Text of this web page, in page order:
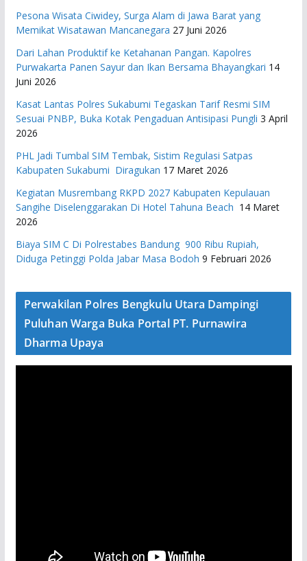
Pesona Wisata Ciwidey, Surga Alam di Jawa Barat yang
Memikat Wisatawan Mancanegara 27 Juni 2026
Dari Lahan Produktif ke Ketahanan Pangan. Kapolres
Purwakarta Panen Sayur dan Ikan Bersama Bhayangkari 14
Juni 2026
Kasat Lantas Polres Sukabumi Tegaskan Tarif Resmi SIM
Sesuai PNBP, Buka Kotak Pengaduan Antisipasi Pungli 3 April
2026
PHL Jadi Tumbal SIM Tembak, Sistim Regulasi Satpas
Kabupaten Sukabumi Diragukan 17 Maret 2026
Kegiatan Musrembang RKPD 2027 ​Kabupaten Kepulauan
Sangihe Diselenggarakan Di Hotel Tahuna Beach 14 Maret
2026
Biaya SIM C Di Polrestabes Bandung 900 Ribu Rupiah,
Diduga Petinggi Polda Jabar Masa Bodoh 9 Februari 2026
Perwakilan Polres Bengkulu Utara Dampingi
Puluhan Warga Buka Portal PT. Purnawira
Dharma Upaya